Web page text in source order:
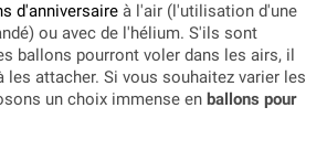
d'anniversaire à l'air (l'utilisation d'une
ou avec de l'hélium. S'ils sont
ballons pourront voler dans les airs, il
les attacher. Si vous souhaitez varier les
un choix immense en ballons pour